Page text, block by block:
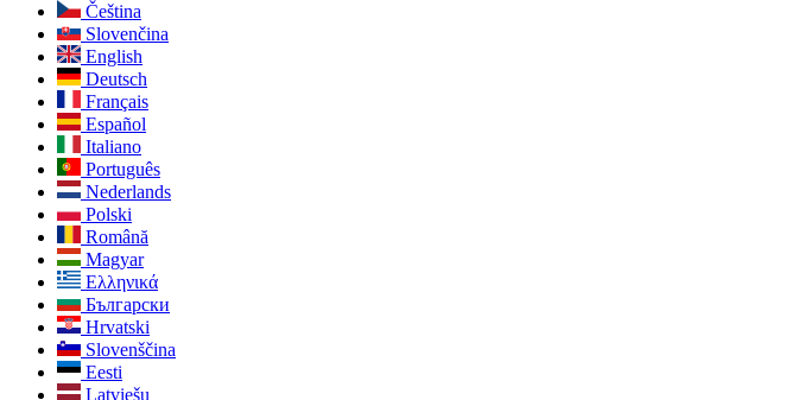
Čeština
Slovenčina
English
Deutsch
Français
Español
Italiano
Português
Nederlands
Polski
Română
Magyar
Ελληνικά
Български
Hrvatski
Slovenščina
Eesti
Latviešu